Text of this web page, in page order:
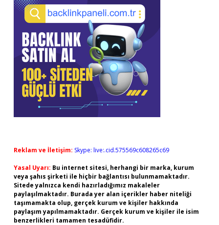
Reklam ve İletişim: Skype: live:.cid.575569c608265c69
Yasal Uyarı: Bu internet sitesi, herhangi bir marka, kurum
veya şahıs şirketi ile hiçbir bağlantısı bulunmamaktadır.
Sitede yalnızca kendi hazırladığımız makaleler
paylaşılmaktadır. Burada yer alan içerikler haber niteliği
taşımamakta olup, gerçek kurum ve kişiler hakkında
paylaşım yapılmamaktadır. Gerçek kurum ve kişiler ile isim
benzerlikleri tamamen tesadüfidir.